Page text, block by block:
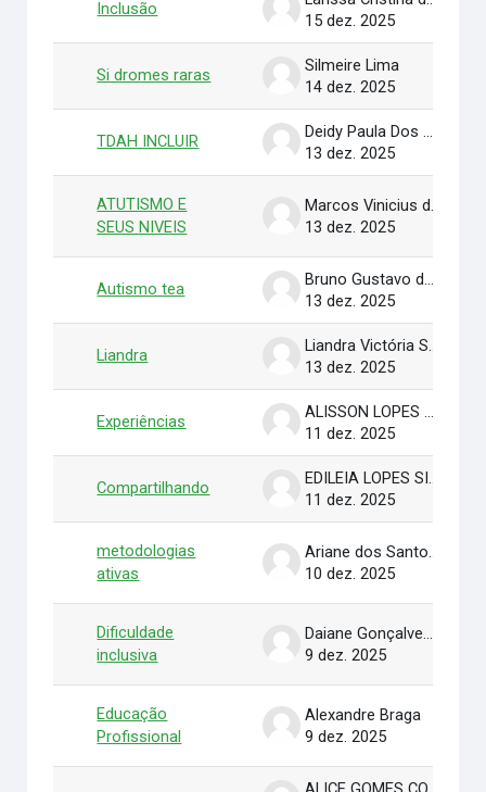
Inclusão
15 dez. 2025
Si dromes raras
Silmeire Lima
14 dez. 2025
TDAH INCLUIR
Deidy Paula Dos Santos Souza
13 dez. 2025
ATUTISMO E
SEUS NIVEIS
Marcos Vinicius de Morais Gomes
13 dez. 2025
Autismo tea
Bruno Gustavo dos Santos Marinho
13 dez. 2025
Liandra
Liandra Victória Santos Pereira
13 dez. 2025
Experiências
ALISSON LOPES RIBEIRO NOGUEIRA
11 dez. 2025
Compartilhando
EDILEIA LOPES SILVA
11 dez. 2025
metodologias
ativas
Ariane dos Santos Rocha
10 dez. 2025
Dificuldade
inclusiva
Daiane Gonçalves de Oliveira
9 dez. 2025
Educação
Profissional
Alexandre Braga
9 dez. 2025